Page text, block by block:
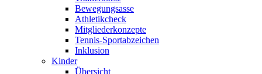
Bewegungsasse
Athletikcheck
Mitgliederkonzepte
Tennis-Sportabzeichen
Inklusion
Kinder
Übersicht